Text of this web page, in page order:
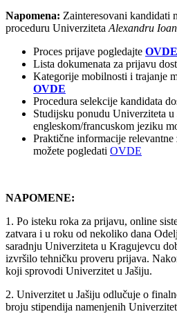
Napomena: Zainteresovani kandidati
proceduru Univerziteta Alexandru
Proces prijave pogledajte OVDE
Lista dokumenata za prijavu
Kategorije mobilnosti i trajanje
OVDE
Procedura selekcije kandidata
Studijsku ponudu Univerziteta u
engleskom/francuskom jeziku
Praktične informacije
možete pogledati OVDE
NAPOMENE:
1. Po isteku roka za prijavu, online
zatvara i u roku od nekoliko dana
saradnju Univerziteta u Kragujevcu
izvršilo tehničku proveru prijava.
koji sprovodi Univerzitet u Jašiju.
2. Univerzitet u Jašiju odlučuje o
broju stipendija namenjenih